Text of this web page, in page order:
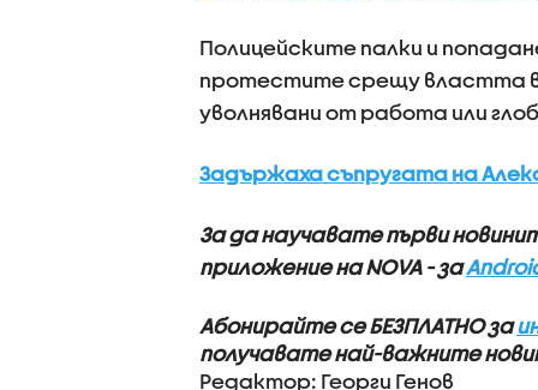
Полицейските палки и
протестите срещу властта в
уволнявани от работа или
Задържаха съпругата на
За да научавате първи
приложение на NOVA - за
Абонирайте се БЕЗПЛАТНО за
получавате най-важните
Редактор: Георги Генов